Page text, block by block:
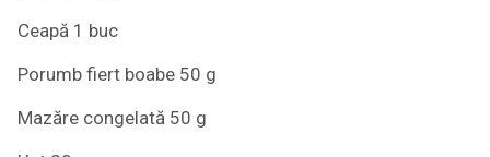
Ceapă 1 buc
Porumb fiert boabe 50 g
Mazăre congelată 50 g